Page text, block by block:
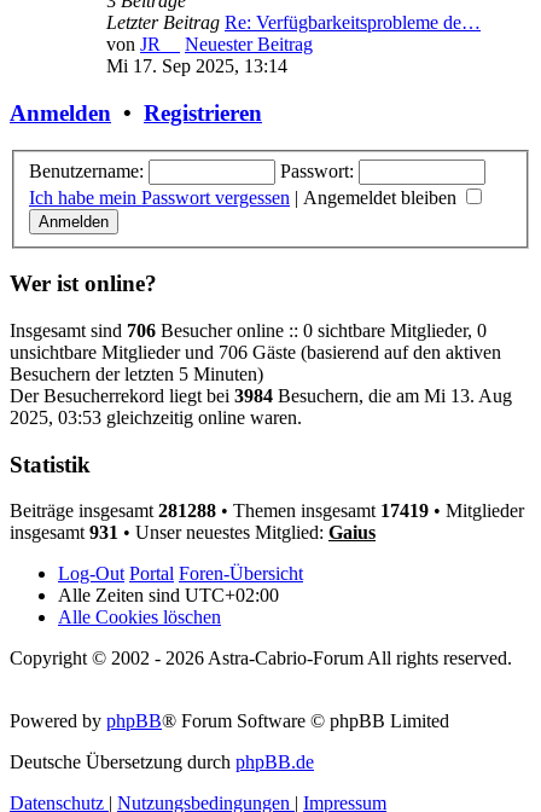
Letzter Beitrag Re: Verfügbarkeitsprobleme de…
von JR__
Neuester Beitrag
Mi 17. Sep 2025, 13:14
Anmelden • Registrieren
Benutzername:
Passwort:
Ich habe mein Passwort vergessen | Angemeldet bleiben
Wer ist online?
Insgesamt sind 706 Besucher online :: 0 sichtbare Mitglieder, 0
unsichtbare Mitglieder und 706 Gäste (basierend auf den aktiven
Besuchern der letzten 5 Minuten)
Der Besucherrekord liegt bei 3984 Besuchern, die am Mi 13. Aug
2025, 03:53 gleichzeitig online waren.
Statistik
Beiträge insgesamt 281288 • Themen insgesamt 17419 • Mitglieder
insgesamt 931 • Unser neuestes Mitglied: Gaius
Log-Out Portal Foren-Übersicht
Alle Zeiten sind UTC+02:00
Alle Cookies löschen
Copyright © 2002 - 2026 Astra-Cabrio-Forum All rights reserved.
Powered by phpBB® Forum Software © phpBB Limited
Deutsche Übersetzung durch phpBB.de
Datenschutz | Nutzungsbedingungen | Impressum